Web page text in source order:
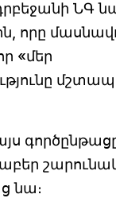
ՆԳ
որը
«մեր
նա։